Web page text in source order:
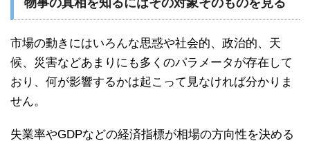
市場の動きにはいろんな思惑や社会的、政治的、天
候、災害などあまりにも多くのパラメータが存在して
おり、何が影響するかは起こって見なければ分かりま
せん。
失業率やGDPなどの経済指標が相場の方向性を決める